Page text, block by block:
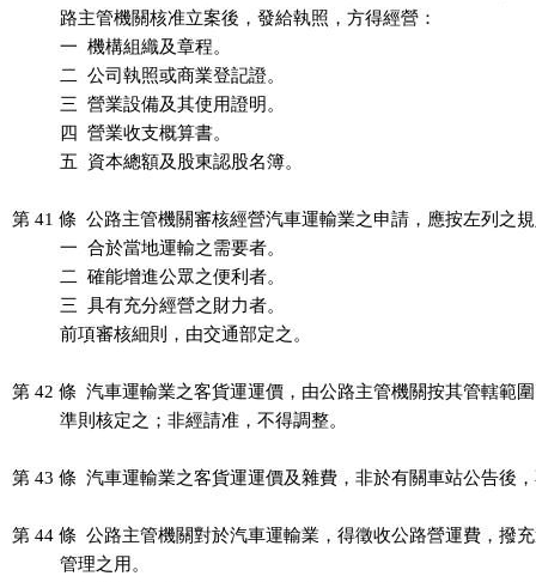
          路主管機關核准立案後，發給執照，方得經營：
          一  機構組織及章程。
          二  公司執照或商業登記證。
          三  營業設備及其使用證明。
          四  營業收支概算書。
          五  資本總額及股東認股名簿。
第 41 條  公路主管機關審核經營汽車運輸業之申請，應按左列之
          一  合於當地運輸之需要者。
          二  確能增進公眾之便利者。
          三  具有充分經營之財力者。
          前項審核細則，由交通部定之。
第 42 條  汽車運輸業之客貨運運價，由公路主管機關按其管轄範
          準則核定之；非經請准，不得調整。
第 43 條  汽車運輸業之客貨運運價及雜費，非於有關車站公告後
第 44 條  公路主管機關對於汽車運輸業，得徵收公路營運費，撥
          管理之用。